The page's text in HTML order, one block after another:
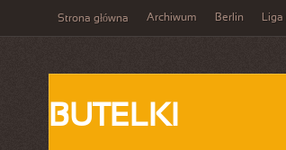
Strona główna Archiwum Berlin
BUTELKI